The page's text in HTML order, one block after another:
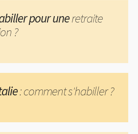
pour uneretraite
?
: comment s'habiller ?